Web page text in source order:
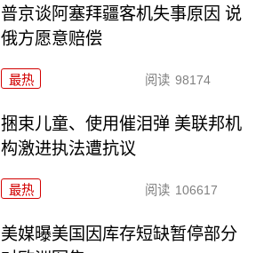
普京谈阿塞拜疆客机失事原因 说
俄方愿意赔偿
最热 阅读 98174
捆束儿童、使用催泪弹 美联邦机
构激进执法遭抗议
最热 阅读 106617
美媒曝美国因库存短缺暂停部分